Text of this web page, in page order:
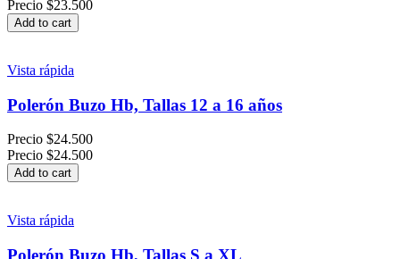
Precio $23.500
Add to cart
Vista rápida
Polerón Buzo Hb, Tallas 12 a 16 años
Precio $24.500
Precio $24.500
Add to cart
Vista rápida
Polerón Buzo Hb, Tallas S a XL